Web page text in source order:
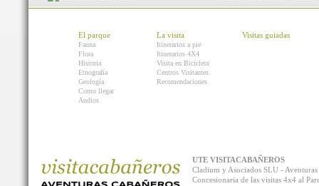
El parque
Fauna
Flora
Historia
Etnografía
Geología
Como llegar
Audios
La visita
Itinerarios a pie
Itinerarios 4X4
Visita en Bicicleta
Centros Visitantes
Recomendaciones
Visitas guiadas
UTE VISITACABAÑEROS
Cladium y Asociados SLU -
Concesionaria de las visitas 4x4 al